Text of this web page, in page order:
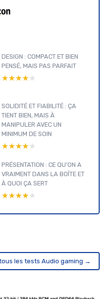
DESIGN : COMPACT ET BIEN
PENSÉ, MAIS PAS PARFAIT
★★★★★
★★★★★
SOLIDITÉ ET FIABILITÉ : ÇA
TIENT BIEN, MAIS À
MANIPULER AVEC UN
MINIMUM DE SOIN
★★★★★
★★★★★
PRÉSENTATION : CE QU’ON A
VRAIMENT DANS LA BOÎTE ET
À QUOI ÇA SERT
★★★★★
★★★★★
les tests Audio gaming →